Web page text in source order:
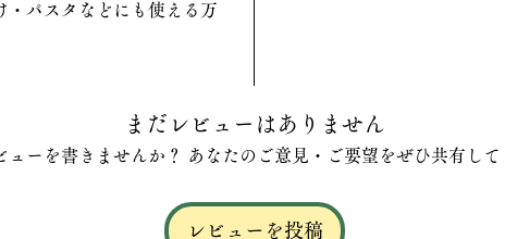
・パスタなどにも使える万
まだレビューはありません
ューを書きませんか？ あなたのご意見・ご要望をぜひ共有して
レビューを投稿